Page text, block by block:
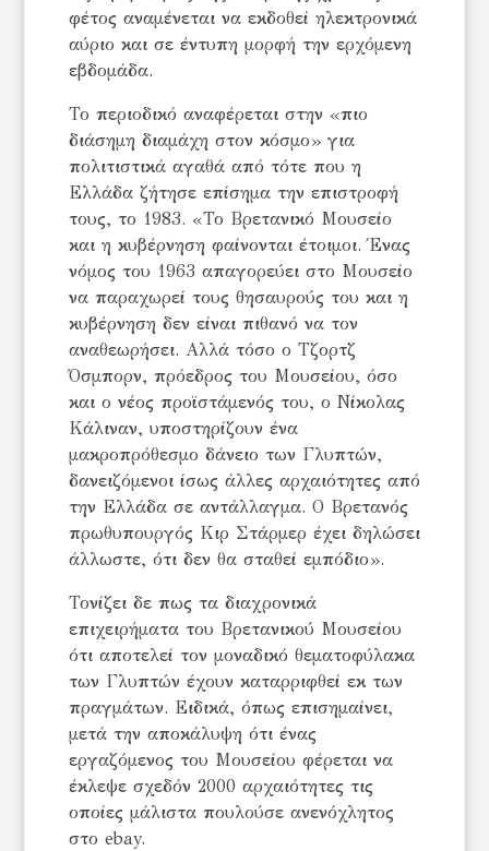
φέτος αναμένεται να εκδοθεί ηλεκτρονικά
αύριο και σε έντυπη μορφή την ερχόμενη
εβδομάδα.
Το περιοδικό αναφέρεται στην «πιο
διάσημη διαμάχη στον κόσμο» για
πολιτιστικά αγαθά από τότε που η
Ελλάδα ζήτησε επίσημα την επιστροφή
τους, το 1983. «Το Βρετανικό Μουσείο
και η κυβέρνηση φαίνονται έτοιμοι. Ένας
νόμος του 1963 απαγορεύει στο Μουσείο
να παραχωρεί τους θησαυρούς του και η
κυβέρνηση δεν είναι πιθανό να τον
αναθεωρήσει. Αλλά τόσο ο Τζορτζ
Όσμπορν, πρόεδρος του Μουσείου, όσο
και ο νέος προϊστάμενός του, ο Νίκολας
Κάλιναν, υποστηρίζουν ένα
μακροπρόθεσμο δάνειο των Γλυπτών,
δανειζόμενοι ίσως άλλες αρχαιότητες από
την Ελλάδα σε αντάλλαγμα. Ο Βρετανός
πρωθυπουργός Κιρ Στάρμερ έχει δηλώσει
άλλωστε, ότι δεν θα σταθεί εμπόδιο».
Τονίζει δε πως τα διαχρονικά
επιχειρήματα του Βρετανικού Μουσείου
ότι αποτελεί τον μοναδικό θεματοφύλακα
των Γλυπτών έχουν καταρριφθεί εκ των
πραγμάτων. Ειδικά, όπως επισημαίνει,
μετά την αποκάλυψη ότι ένας
εργαζόμενος του Μουσείου φέρεται να
έκλεψε σχεδόν 2000 αρχαιότητες τις
οποίες μάλιστα πουλούσε ανενόχλητος
στο ebay.